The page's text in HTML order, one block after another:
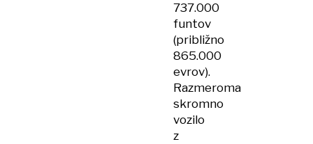
737.000
funtov
(približno
865.000
evrov).
Razmeroma
skromno
vozilo
z